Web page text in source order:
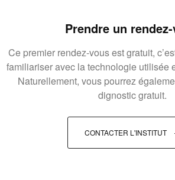
Prendre un
Ce premier rendez-vous est gratuit,
familiariser avec la technologie utilisée
Naturellement, vous pourrez
dignostic gratuit.
CONTACTER L'INSTITUT